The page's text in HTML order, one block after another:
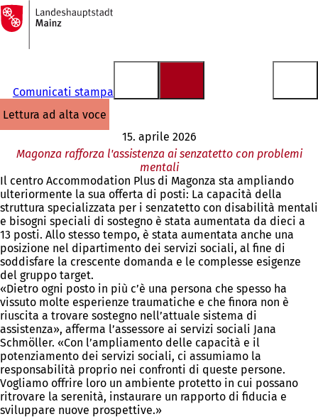
Vai al contenuto
Alla
pagina
iniziale
Comunicati stampa
lettura ad alta voce
15. aprile 2026
Magonza rafforza l'assistenza ai senzatetto con problemi
mentali
Il centro Accommodation Plus di Magonza sta ampliando
ulteriormente la sua offerta di posti: La capacità della
struttura specializzata per i senzatetto con disabilità mentali
e bisogni speciali di sostegno è stata aumentata da dieci a
13 posti. Allo stesso tempo, è stata aumentata anche una
posizione nel dipartimento dei servizi sociali, al fine di
soddisfare la crescente domanda e le complesse esigenze
del gruppo target.
«Dietro ogni posto in più c’è una persona che spesso ha
vissuto molte esperienze traumatiche e che finora non è
riuscita a trovare sostegno nell’attuale sistema di
assistenza», afferma l’assessore ai servizi sociali Jana
Schmöller. «Con l’ampliamento delle capacità e il
potenziamento dei servizi sociali, ci assumiamo la
responsabilità proprio nei confronti di queste persone.
Vogliamo offrire loro un ambiente protetto in cui possano
ritrovare la serenità, instaurare un rapporto di fiducia e
sviluppare nuove prospettive.»